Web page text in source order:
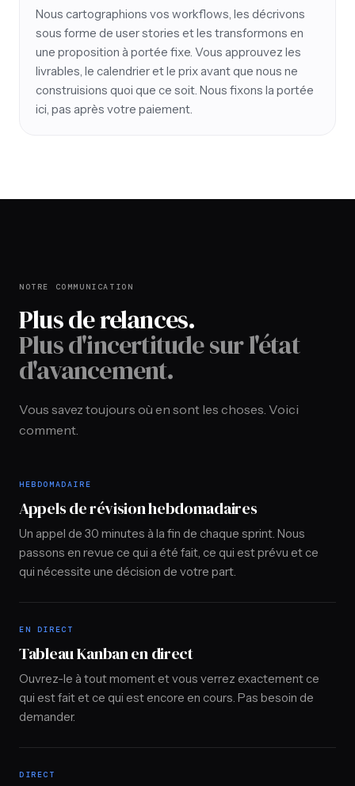
Nous cartographions vos workflows, les décrivons
sous forme de user stories et les transformons en
une proposition à portée fixe. Vous approuvez les
livrables, le calendrier et le prix avant que nous ne
construisions quoi que ce soit. Nous fixons la portée
ici, pas après votre paiement.
NOTRE COMMUNICATION
Plus de relances.
Plus d'incertitude sur l'état
d'avancement.
Vous savez toujours où en sont les choses. Voici
comment.
HEBDOMADAIRE
Appels de révision hebdomadaires
Un appel de 30 minutes à la fin de chaque sprint. Nous
passons en revue ce qui a été fait, ce qui est prévu et ce
qui nécessite une décision de votre part.
EN DIRECT
Tableau Kanban en direct
Ouvrez-le à tout moment et vous verrez exactement ce
qui est fait et ce qui est encore en cours. Pas besoin de
demander.
DIRECT